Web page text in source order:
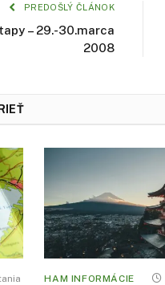
PREDOŠLÝ ČLÁNOK
– 29.-30.marca
2008
HAM INFORMÁCIE